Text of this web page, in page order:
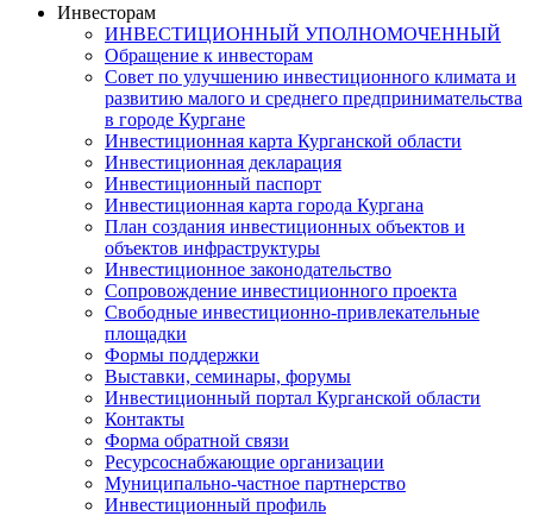
Инвесторам
ИНВЕСТИЦИОННЫЙ УПОЛНОМОЧЕННЫЙ
Обращение к инвесторам
Совет по улучшению инвестиционного климата и
развитию малого и среднего предпринимательства
в городе Кургане
Инвестиционная карта Курганской области
Инвестиционная декларация
Инвестиционный паспорт
Инвестиционная карта города Кургана
План создания инвестиционных объектов и
объектов инфраструктуры
Инвестиционное законодательство
Сопровождение инвестиционного проекта
Свободные инвестиционно-привлекательные
площадки
Формы поддержки
Выставки, семинары, форумы
Инвестиционный портал Курганской области
Контакты
Форма обратной связи
Ресурсоснабжающие организации
Муниципально-частное партнерство
Инвестиционный профиль